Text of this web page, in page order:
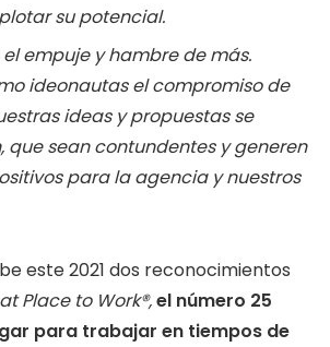
su potencial.
empuje y hambre de más.
ideonautas el compromiso de
ideas y propuestas se
que sean contundentes y generen
para la agencia y nuestros
este 2021 dos reconocimientos
Place to Work®,el número 25
para trabajar en tiempos de